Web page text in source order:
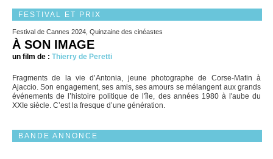
FESTIVAL ET PRIX
Festival de Cannes 2024, Quinzaine des cinéastes
À SON IMAGE
un film de : Thierry de Peretti
Fragments de la vie d’Antonia, jeune photographe de Corse-Matin à
Ajaccio. Son engagement, ses amis, ses amours se mélangent aux grands
événements de l’histoire politique de l'île, des années 1980 à l'aube du
XXIe siècle. C’est la fresque d’une génération.
BANDE ANNONCE